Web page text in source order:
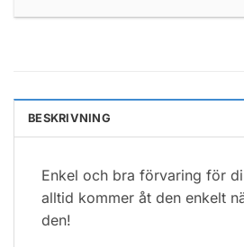
BESKRIVNING
Enkel och bra förvaring för
alltid kommer åt den enkelt
den!